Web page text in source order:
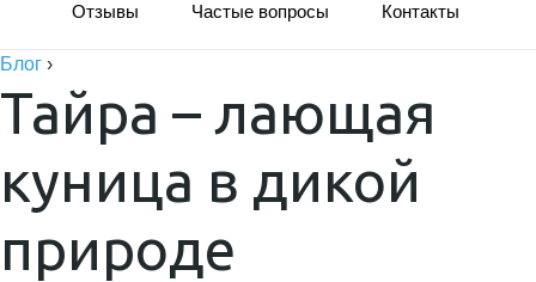
Отзывы Частые вопросы Контакты
Блог ›
Тайра – лающая
куница в дикой
природе